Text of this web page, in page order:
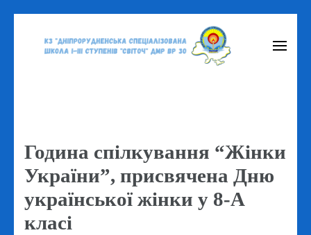
Година спілкування “Жінки
України”, присвячена Дню
української жінки у 8-А
класі